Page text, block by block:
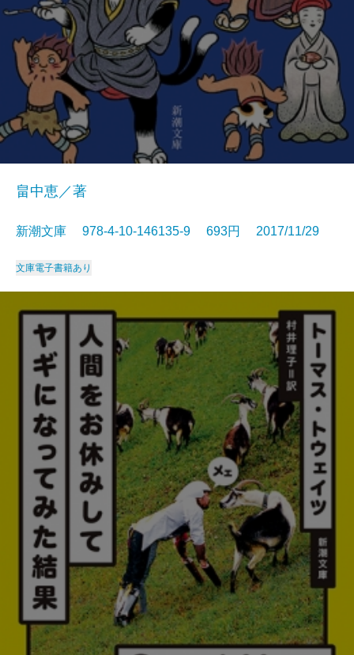
畠中恵／著
新潮文庫 978-4-10-146135-9 693円 2017/11/29
文庫電子書籍あり